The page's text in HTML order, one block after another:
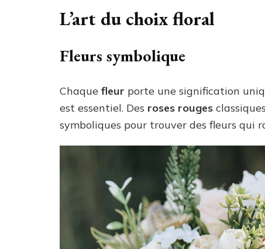
L’art du choix floral
Fleurs symbolique
Chaque fleur porte une signification
est essentiel. Des roses rouges
symboliques pour trouver des fleurs qui